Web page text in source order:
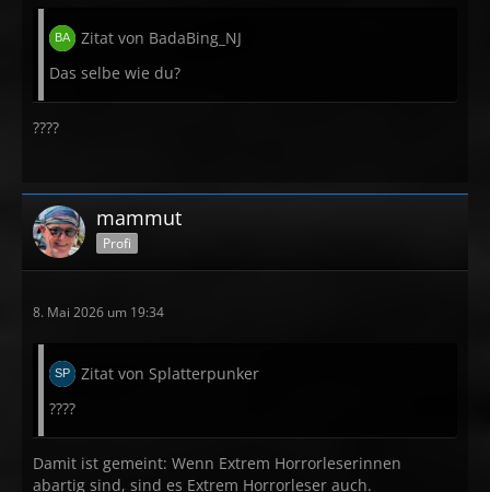
Zitat von BadaBing_NJ
Das selbe wie du?
????
mammut
Profi
8. Mai 2026 um 19:34
Zitat von Splatterpunker
????
Damit ist gemeint: Wenn Extrem Horrorleserinnen
abartig sind, sind es Extrem Horrorleser auch.